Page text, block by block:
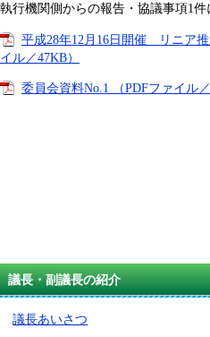
執行機関側からの報告・協議事項1件
平成28年12月16日開催 リニア
イル／47KB）
委員会資料No.1 （PDFファイル／
議長・副議長の紹介
議長あいさつ